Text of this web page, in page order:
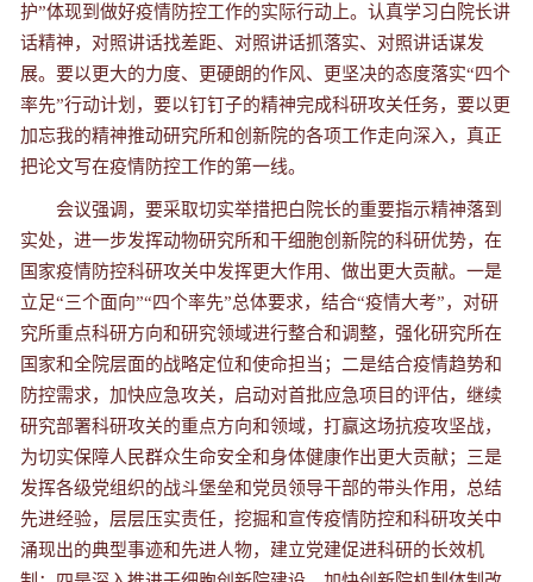
护”体现到做好疫情防控工作的实际行动上。认真学习白院长讲
话精神，对照讲话找差距、对照讲话抓落实、对照讲话谋发
展。要以更大的力度、更硬朗的作风、更坚决的态度落实“四个
率先”行动计划，要以钉钉子的精神完成科研攻关任务，要以更
加忘我的精神推动研究所和创新院的各项工作走向深入，真正
把论文写在疫情防控工作的第一线。
会议强调，要采取切实举措把白院长的重要指示精神落到
实处，进一步发挥动物研究所和干细胞创新院的科研优势，在
国家疫情防控科研攻关中发挥更大作用、做出更大贡献。一是
立足“三个面向”“四个率先”总体要求，结合“疫情大考”，对研
究所重点科研方向和研究领域进行整合和调整，强化研究所在
国家和全院层面的战略定位和使命担当；二是结合疫情趋势和
防控需求，加快应急攻关，启动对首批应急项目的评估，继续
研究部署科研攻关的重点方向和领域，打赢这场抗疫攻坚战，
为切实保障人民群众生命安全和身体健康作出更大贡献；三是
发挥各级党组织的战斗堡垒和党员领导干部的带头作用，总结
先进经验，层层压实责任，挖掘和宣传疫情防控和科研攻关中
涌现出的典型事迹和先进人物，建立党建促进科研的长效机